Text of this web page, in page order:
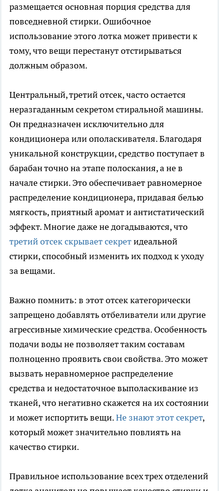
размещается основная порция средства для
повседневной стирки. Ошибочное
использование этого лотка может привести к
тому, что вещи перестанут отстирываться
должным образом.
Центральный, третий отсек, часто остается
неразгаданным секретом стиральной машины.
Он предназначен исключительно для
кондиционера или ополаскивателя. Благодаря
уникальной конструкции, средство поступает в
барабан точно на этапе полоскания, а не в
начале стирки. Это обеспечивает равномерное
распределение кондиционера, придавая белью
мягкость, приятный аромат и антистатический
эффект. Многие даже не догадываются, что
третий отсек скрывает секретидеальной
стирки, способный изменить их подход к уходу
за вещами.
Важно помнить: в этот отсек категорически
запрещено добавлять отбеливатели или другие
агрессивные химические средства. Особенность
подачи воды не позволяет таким составам
полноценно проявить свои свойства. Это может
вызвать неравномерное распределение
средства и недостаточное выполаскивание из
тканей, что негативно скажется на их состоянии
и может испортить вещи.Не знают этот секрет,
который может значительно повлиять на
качество стирки.
Правильное использование всех трех отделений